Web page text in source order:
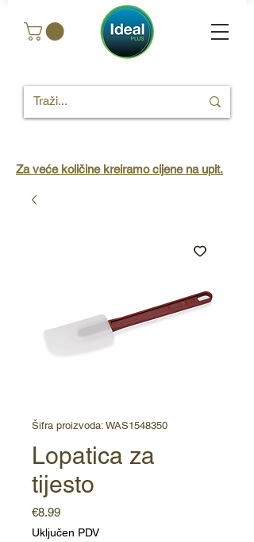
Za veće količine kreiramo cijene na upit.
Šifra proizvoda: WAS1548350
Lopatica za
tijesto
€8.99Cijena
Uključen PDV